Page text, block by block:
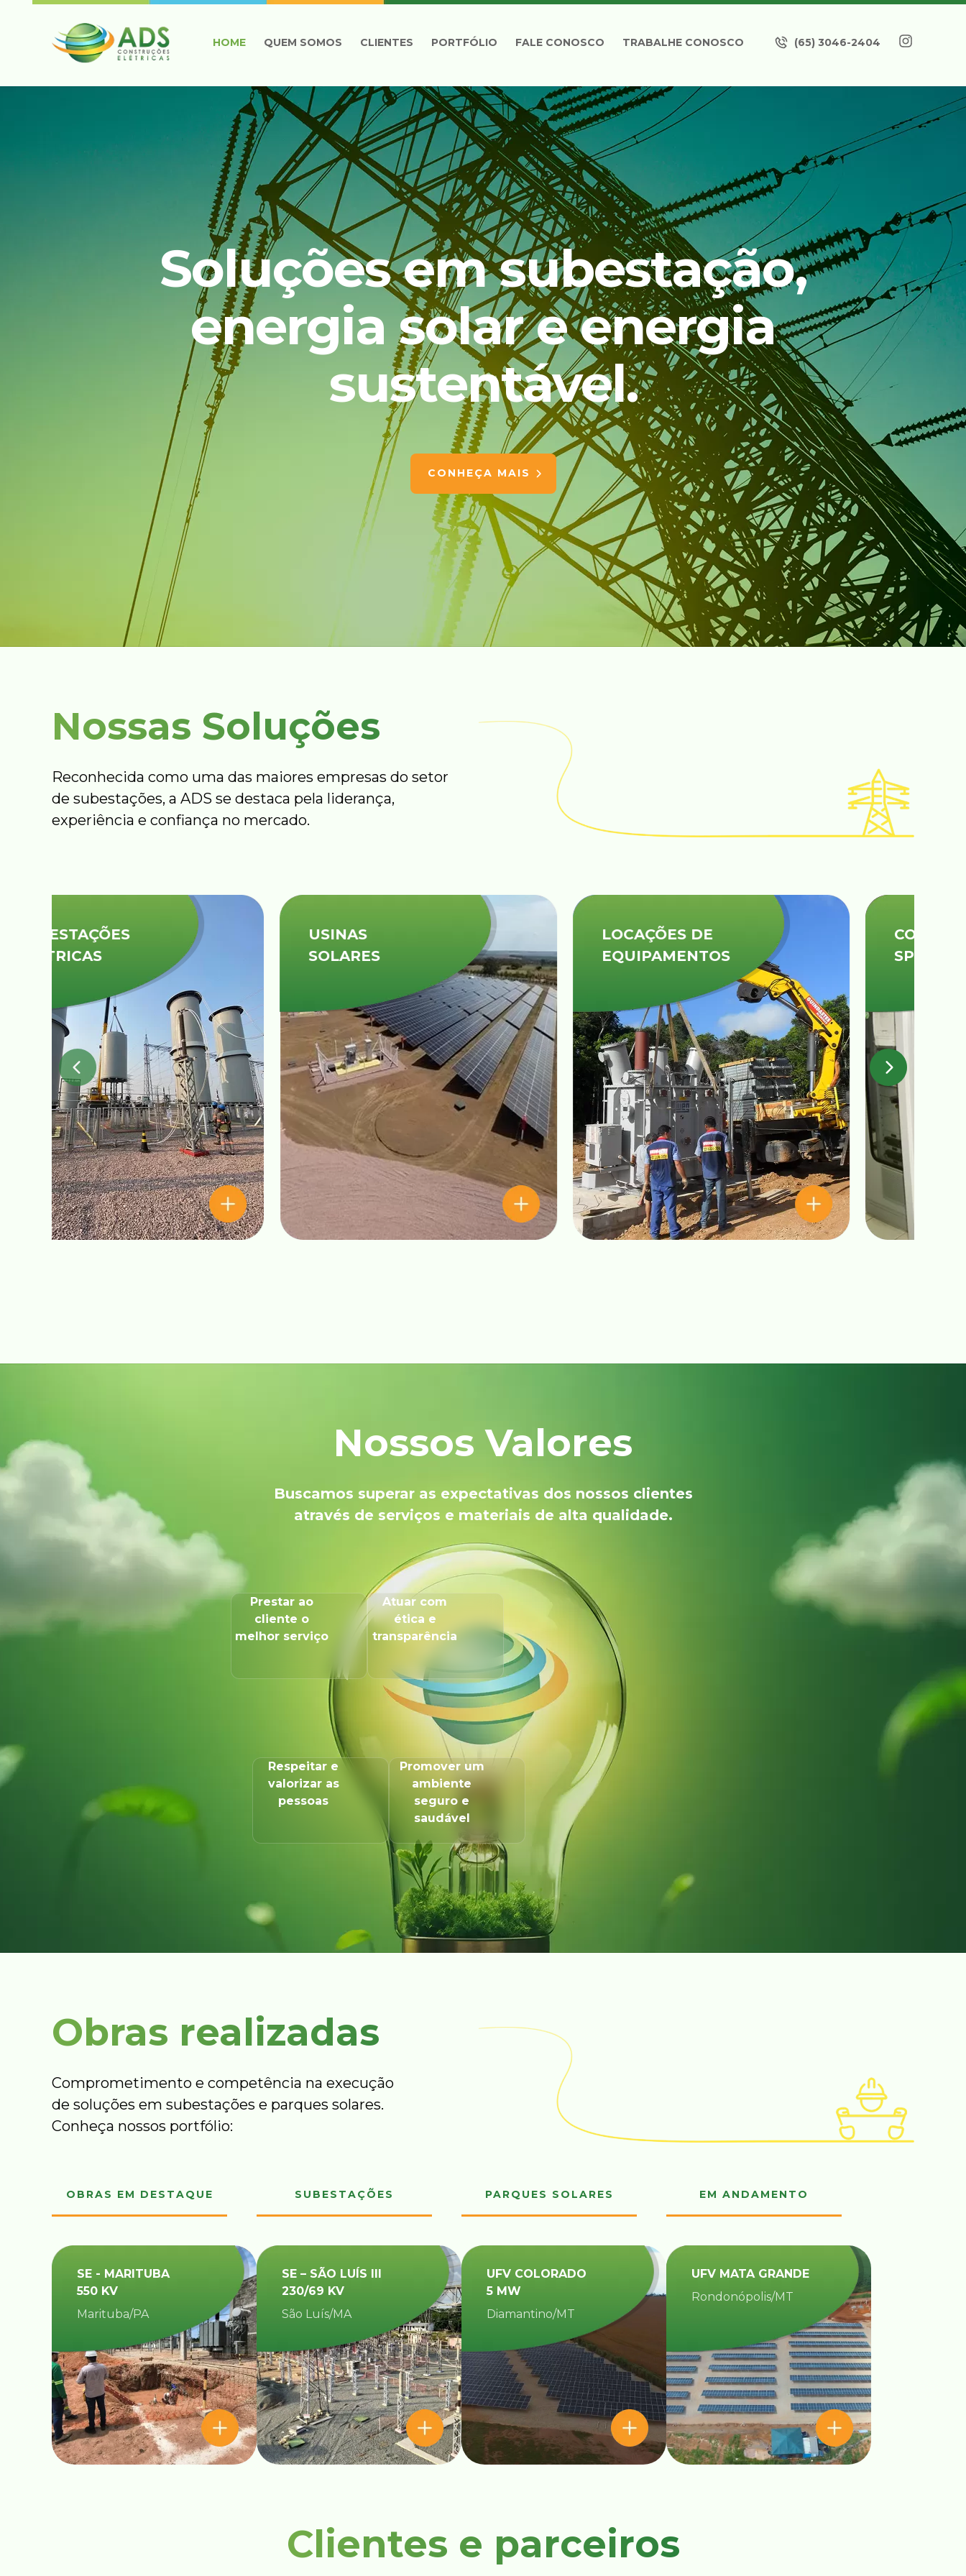
HOME QUEM SOMOS CLIENTES PORTFÓLIO FALE CONOSCO TRABALHE CONOSCO (65) 3046-2404
Soluções em subestação,
energia solar e energia
sustentável.
CONHEÇA MAIS
Nossas Soluções
Reconhecida como uma das maiores empresas do setor
de subestações, a ADS se destaca pela liderança,
experiência e confiança no mercado.
USINAS
SOLARES
EQUIPAMENTOS
COMISSIONAMENTO/
SPCS
Nossos Valores
Buscamos superar as expectativas dos nossos clientes
através de serviços e materiais de alta qualidade.
Prestar ao
cliente o
melhor serviço
Atuar com
ética e
transparência
Respeitar e
valorizar as
pessoas
Promover um
ambiente
seguro e
saudável
Obras realizadas
Comprometimento e competência na execução
de soluções em subestações e parques solares.
Conheça nossos portfólio:
OBRAS EM DESTAQUE
SE - MARITUBA
550 KV
Marituba/PA
SUBESTAÇÕES
SE – SÃO LUÍS III
230/69 KV
São Luís/MA
PARQUES SOLARES
UFV COLORADO
5 MW
Diamantino/MT​
EM ANDAMENTO
UFV MATA GRANDE​
Rondonópolis/MT
Clientes e parceiros